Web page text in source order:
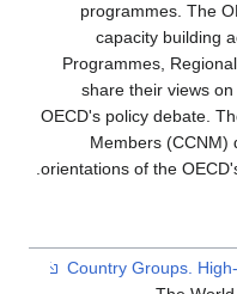
programmes. The
capacity building
Programmes,
share their views
OECD's policy debate.
Members (CCNM)
orientations of the